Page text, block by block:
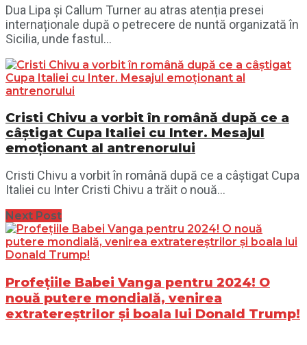
Dua Lipa și Callum Turner au atras atenția presei
internaționale după o petrecere de nuntă organizată în
Sicilia, unde fastul...
Cristi Chivu a vorbit în română după ce a
câștigat Cupa Italiei cu Inter. Mesajul
emoționant al antrenorului
Cristi Chivu a vorbit în română după ce a câștigat Cupa
Italiei cu Inter Cristi Chivu a trăit o nouă...
Next Post
Profețiile Babei Vanga pentru 2024! O
nouă putere mondială, venirea
extratereștrilor și boala lui Donald Trump!